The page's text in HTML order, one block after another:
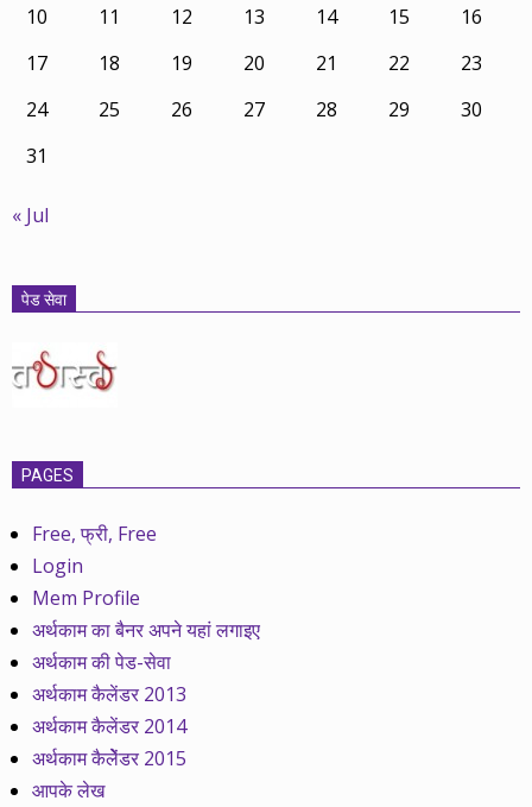
10
11 12 13 14 15
16
17
18 19 20 21 22
23
24
25 26 27 28 29
30
31
« Jul
पेड सेवा
PAGES
Free, फ्री, Free
Login
Mem Profile
अर्थकाम का बैनर अपने यहां लगाइए
अर्थकाम की पेड-सेवा
अर्थकाम कैलेंडर 2013
अर्थकाम कैलेंडर 2014
अर्थकाम कैलेेंडर 2015
आपके लेख